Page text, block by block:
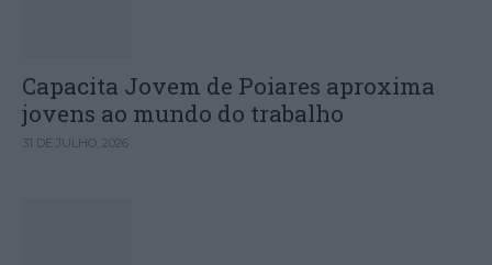
Capacita Jovem de Poiares aproxima
jovens ao mundo do trabalho
31 DE JULHO, 2026